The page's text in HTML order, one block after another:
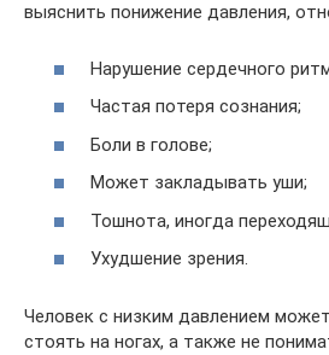
выяснить понижение давления,
Нарушение сердечного
Частая потеря сознания;
Боли в голове;
Может закладывать уши;
Тошнота, иногда
Ухудшение зрения.
Человек с низким давлением
стоять на ногах, а также не